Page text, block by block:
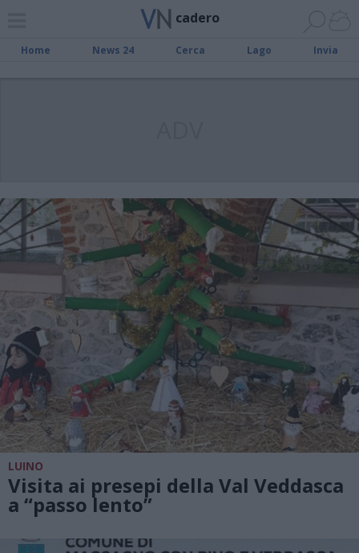
cadero
Home News 24 Cerca Lago Invia
LUINO
Visita ai presepi della Val Veddasca
a “passo lento”